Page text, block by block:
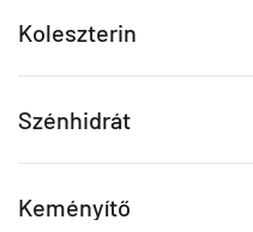
Koleszterin
Szénhidrát
Keményítő